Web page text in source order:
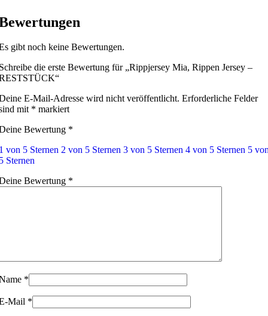
gibt noch keine Bewertungen.
die erste Bewertung für „Rippjersey Mia, Rippen Jersey –
E-Mail-Adresse wird nicht veröffentlicht. Erforderliche Felder
mit * markiert
Bewertung *
von 5 Sternen 2 von 5 Sternen 3 von 5 Sternen 4 von 5 Sternen 5
Sternen
Bewertung *
*
Mail *